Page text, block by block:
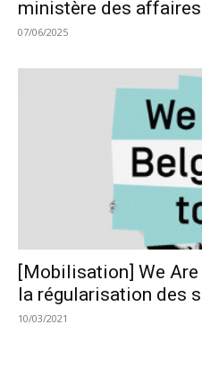
ministère des affaires
07/06/2025
[Mobilisation] We
la régularisation des
10/03/2021